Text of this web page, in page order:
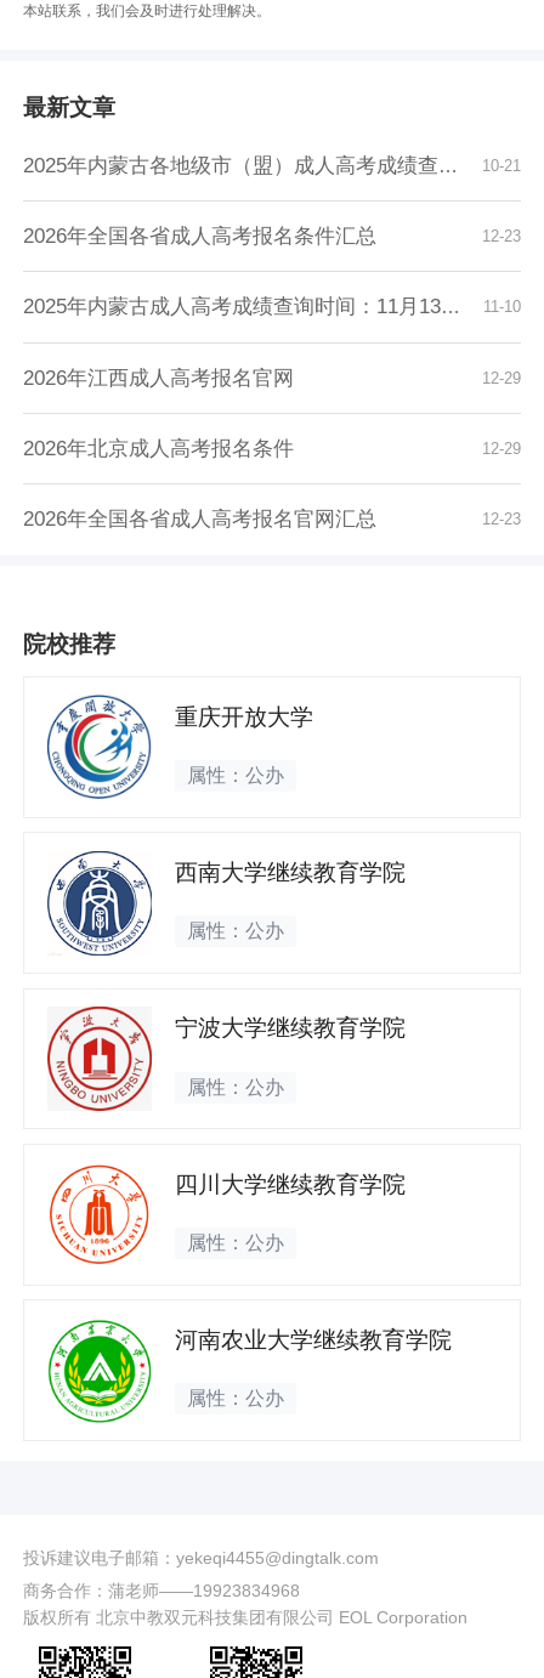
本站联系，我们会及时进行处理解决。
最新文章
10-21
2025年内蒙古各地级市（盟）成人高考成绩查询时...
12-23
2026年全国各省成人高考报名条件汇总
11-10
2025年内蒙古成人高考成绩查询时间：11月13日9...
12-29
2026年江西成人高考报名官网
12-29
2026年北京成人高考报名条件
12-23
2026年全国各省成人高考报名官网汇总
院校推荐
重庆开放大学
属性：公办
西南大学继续教育学院
属性：公办
宁波大学继续教育学院
属性：公办
四川大学继续教育学院
属性：公办
河南农业大学继续教育学院
属性：公办
投诉建议电子邮箱：yekeqi4455@dingtalk.com
商务合作：蒲老师——19923834968
版权所有 北京中教双元科技集团有限公司 EOL Corporation